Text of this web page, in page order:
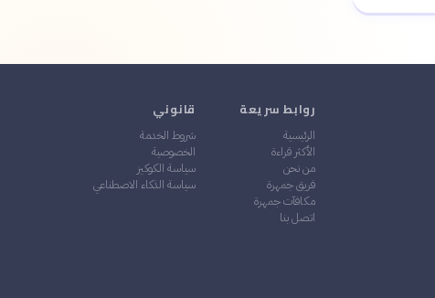
روابط سريعة
الرئيسية
الأكثر قراءة
من نحن
فريق جمهرة
مكافآت جمهرة
اتصل بنا
قانوني
شروط الخدمة
الخصوصية
سياسة الكوكيز
سياسة الذكاء الاصطناعي